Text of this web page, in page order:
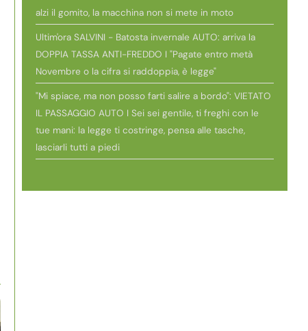
alzi il gomito, la macchina non si mete in moto
Ultim'ora SALVINI - Batosta invernale AUTO: arriva la
DOPPIA TASSA ANTI-FREDDO I "Pagate entro metà
Novembre o la cifra si raddoppia, è legge"
"Mi spiace, ma non posso farti salire a bordo": VIETATO
IL PASSAGGIO AUTO I Sei sei gentile, ti freghi con le
tue mani: la legge ti costringe, pensa alle tasche,
lasciarli tutti a piedi